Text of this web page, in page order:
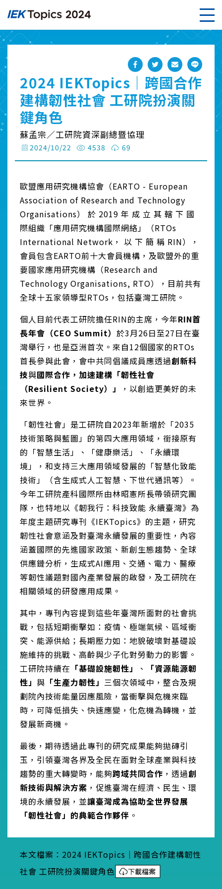
2024 IEKTopics｜跨國合作
建構韌性社會 工研院扮演關
鍵角色
蘇孟宗／工研院資深副總暨協理
2024/10/22 4538 69
歐盟應用研究機構協會（EARTO - European
Association of Research and Technology
Organisations） 於 2019 年 成 立 其 轄 下 國
際組織「應用研究機構國際網絡」（RTOs
International Network， 以 下 簡 稱 RIN），
會員包含EARTO前十大會員機構，及歐盟外的重
要國家應用研究機構（Research and
Technology Organisations, RTO），目前共有
全球十五家領導型RTOs，包括臺灣工研院。
個人目前代表工研院擔任RIN的主席，今年RIN首
長年會（CEO Summit） 於3月26日至27日在臺
灣舉行，也是亞洲首次。來自12個國家的RTOs
首長參與此會，會中共同倡議成員應透過創新科
技與國際合作，加速建構「韌性社會
（Resilient Society）」
，以創造更美好的未
來世界。
「韌性社會」是工研院自2023年新增於「2035
技術策略與藍圖」的第四大應用領域，銜接原有
的「智慧生活」、「健康樂活」、「永續環
境」，和支持三大應用領域發展的「智慧化致能
技術」（含生成式人工智慧、下世代通訊等）。
今年工研院產科國際所由林昭憲所長帶領研究團
隊，也特地以《韌我行：科技致能 永續臺灣》為
年度主題研究專刊《IEKTopics》的主題，研究
韌性社會意涵及對臺灣永續發展的重要性，內容
涵蓋國際的先進國家政策、新創生態趨勢、全球
供應鏈分析，生成式AI應用、交通、電力、醫療
等韌性議題對國內產業發展的啟發，及工研院在
相關領域的研發應用成果。
其中，專刊內容提到這些年臺灣所面對的社會挑
戰，包括短期衝擊如：疫情、極端氣候、區域衝
突、能源供給；長期壓力如：地貌破壞對基礎設
施維持的挑戰、高齡與少子化對勞動力的影響。
工研院持續在 「基礎設施韌性」 、
「資源能源韌
性」 與 「生產力韌性」 三個次領域中，整合及規
劃院內技術能量因應風險，當衝擊與危機來臨
時，可降低損失、快速應變，化危機為轉機，並
發展新商機。
最後，期待透過此專刊的研究成果能夠拋磚引
玉，引領臺灣各界及全民在面對全球產業與科技
趨勢的重大轉變時，能夠跨域共同合作 ，透過創
新技術與解決方案 ，促進臺灣在經濟、民生、環
境的永續發展，並讓臺灣成為協助全世界發展
「韌性社會」的典範合作夥伴 。
本文檔案：2024 IEKTopics｜跨國合作建構韌性
社會 工研院扮演關鍵角色